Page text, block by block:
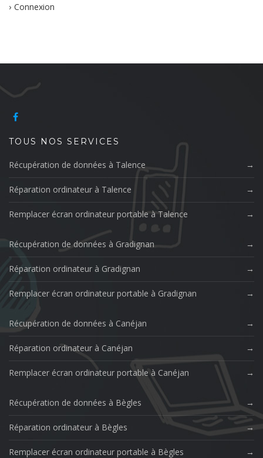
Connexion
TOUS NOS SERVICES
Récupération de données à Talence
Réparation ordinateur à Talence
Remplacer écran ordinateur portable à Talence
Récupération de données à Gradignan
Réparation ordinateur à Gradignan
Remplacer écran ordinateur portable à Gradignan
Récupération de données à Canéjan
Réparation ordinateur à Canéjan
Remplacer écran ordinateur portable à Canéjan
Récupération de données à Bègles
Réparation ordinateur à Bègles
Remplacer écran ordinateur portable à Bègles